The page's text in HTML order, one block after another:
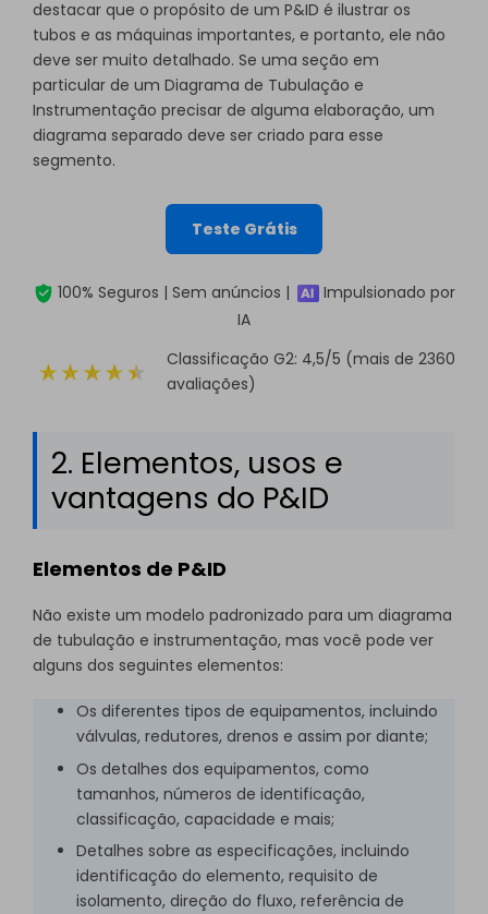
destacar que o propósito de um P&ID é ilustrar os
tubos e as máquinas importantes, e portanto, ele não
deve ser muito detalhado. Se uma seção em
particular de um Diagrama de Tubulação e
Instrumentação precisar de alguma elaboração, um
diagrama separado deve ser criado para esse
segmento.
Teste Grátis
100% Seguros | Sem anúncios |
Impulsionado por
IA
Classificação G2: 4,5/5 (mais de 2360
avaliações)
2. Elementos, usos e
vantagens do P&ID
Elementos de P&ID
Não existe um modelo padronizado para um diagrama
de tubulação e instrumentação, mas você pode ver
alguns dos seguintes elementos:
Os diferentes tipos de equipamentos, incluindo
válvulas, redutores, drenos e assim por diante;
Os detalhes dos equipamentos, como
tamanhos, números de identificação,
classificação, capacidade e mais;
Detalhes sobre as especificações, incluindo
identificação do elemento, requisito de
isolamento, direção do fluxo, referência de